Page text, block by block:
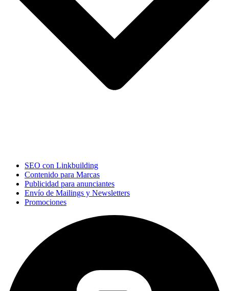
SEO con Linkbuilding
Contenido para Marcas
Publicidad para anunciantes
Envío de Mailings y Newsletters
Promociones